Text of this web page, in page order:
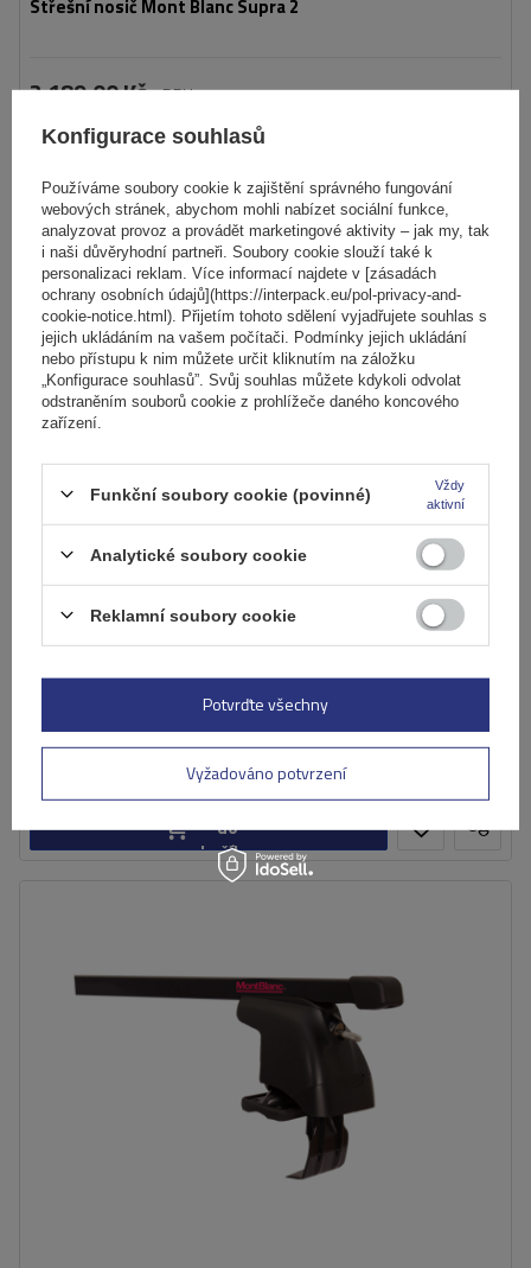
Střešní nosič Mont Blanc Supra 2
2 189,00 Kčs DPH
Produkt dostupný ve velkém množství
do
košíku
Hliníkový střešní nosič Mont Blanc AMC 5002-A49
4 567,00 Kčs DPH
Produkt dostupný ve velkém množství Již nyní zašleme
Přidat
do
košíku
Konfigurace souhlasů
Používáme soubory cookie k zajištění správného fungování
webových stránek, abychom mohli nabízet sociální funkce,
analyzovat provoz a provádět marketingové aktivity – jak my, tak
i naši důvěryhodní partneři. Soubory cookie slouží také k
personalizaci reklam. Více informací najdete v [zásadách
ochrany osobních údajů](https://interpack.eu/pol-privacy-and-
cookie-notice.html). Přijetím tohoto sdělení vyjadřujete souhlas s
jejich ukládáním na vašem počítači. Podmínky jejich ukládání
nebo přístupu k nim můžete určit kliknutím na záložku
„Konfigurace souhlasů”. Svůj souhlas můžete kdykoli odvolat
odstraněním souborů cookie z prohlížeče daného koncového
zařízení.
Funkční soubory cookie (povinné)
Vždy
aktivní
Analytické soubory cookie
Reklamní soubory cookie
Vyžadováno potvrzení
Potvrďte všechny